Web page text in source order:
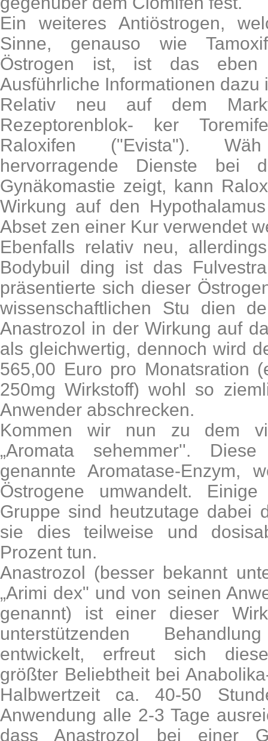
Ein weiteres Antiöstrogen,
Sinne, genauso wie
Östrogen ist, ist das eben
Ausführliche Informationen dazu
Relativ neu auf dem
Rezeptorenblok- ker
Raloxifen ("Evista").
hervorragende Dienste bei
Gynäkomastie zeigt, kann
Wirkung auf den
Abset zen einer Kur verwendet
Ebenfalls relativ neu,
Bodybuil ding ist das
präsentierte sich dieser
wissenschaftlichen Stu dien
Anastrozol in der Wirkung auf
als gleichwertig, dennoch wird
565,00 Euro pro Monatsration
250mg Wirkstoff) wohl so
Anwender abschrecken.
Kommen wir nun zu dem
„Aromata sehemmer''.
genannte Aromatase-Enzym,
Östrogene umwandelt.
Gruppe sind heutzutage dabei
sie dies teilweise und
Prozent tun.
Anastrozol (besser bekannt
„Arimi dex" und von seinen
genannt) ist einer dieser
unterstützenden
entwickelt, erfreut sich
größter Beliebtheit bei
Halbwertzeit ca. 40-50
Anwendung alle 2-3 Tage
dass Anastrozol bei einer